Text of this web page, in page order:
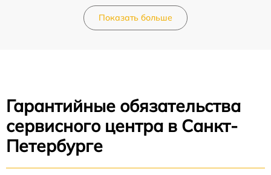
Показать больше
Гарантийные обязательства
сервисного центра в Санкт-
Петербурге